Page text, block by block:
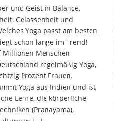
und Geist in Balance,
Gelassenheit und
Yoga passt am besten
schon lange im Trend!
Menschen
regelmäßig Yoga,
Prozent Frauen.
Yoga aus Indien und ist
Lehre, die körperliche
(Pranayama),